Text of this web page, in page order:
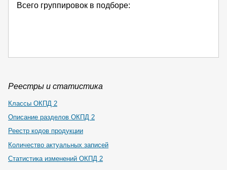
Всего группировок в подборе:
Реестры и статистика
Классы ОКПД 2
Описание разделов ОКПД 2
Реестр кодов продукции
Количество актуальных записей
Статистика изменений ОКПД 2